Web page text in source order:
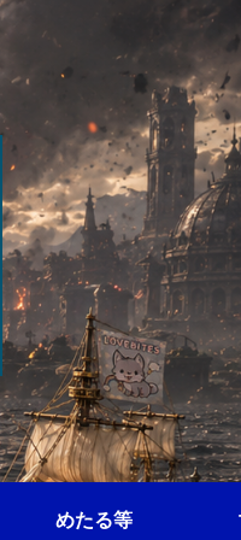
めたる等